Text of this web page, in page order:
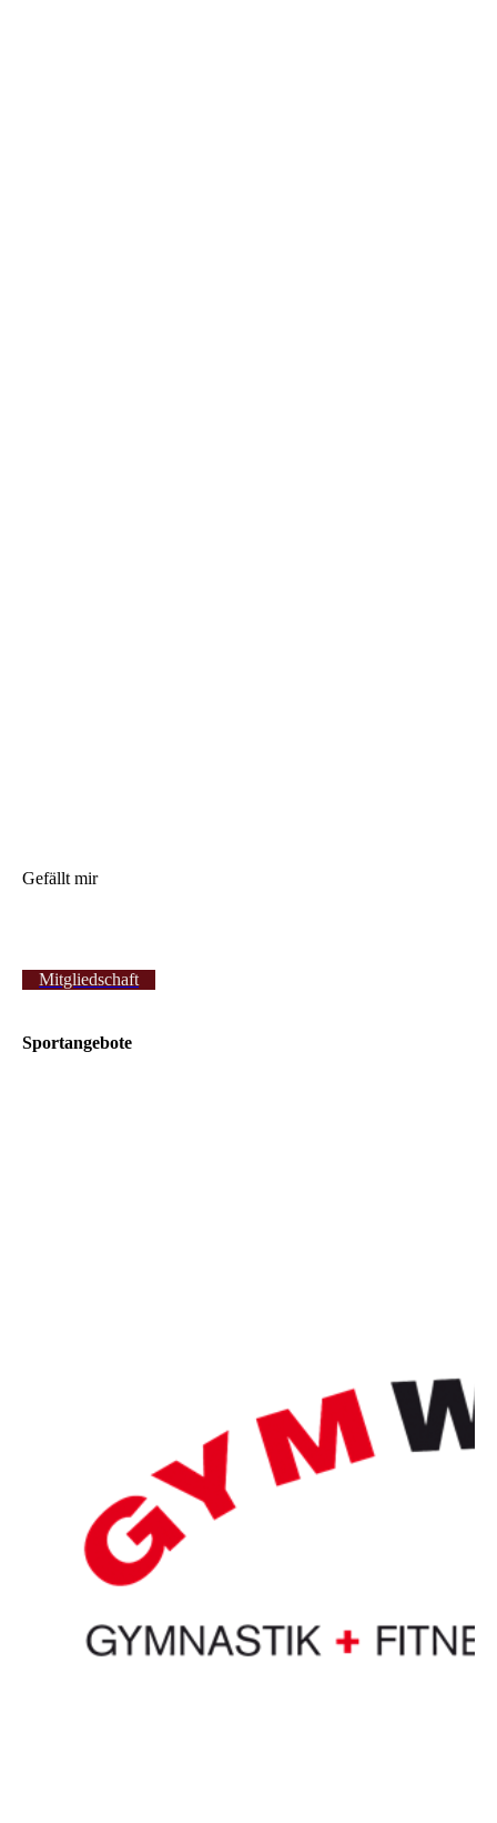
Gefällt mir
Mitgliedschaft
Sportangebote